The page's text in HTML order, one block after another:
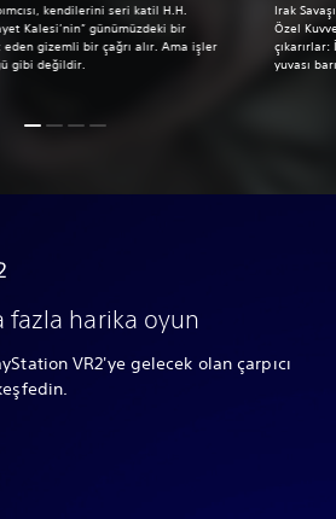
kendilerini seri katil H.H.
Kalesi’nin” günümüzdeki bir
eden gizemli bir çağrı alır. Ama işler
gibi değildir.
Irak
Özel
yuvası
fazla harika oyun
VR2'ye gelecek olan çarpıcı